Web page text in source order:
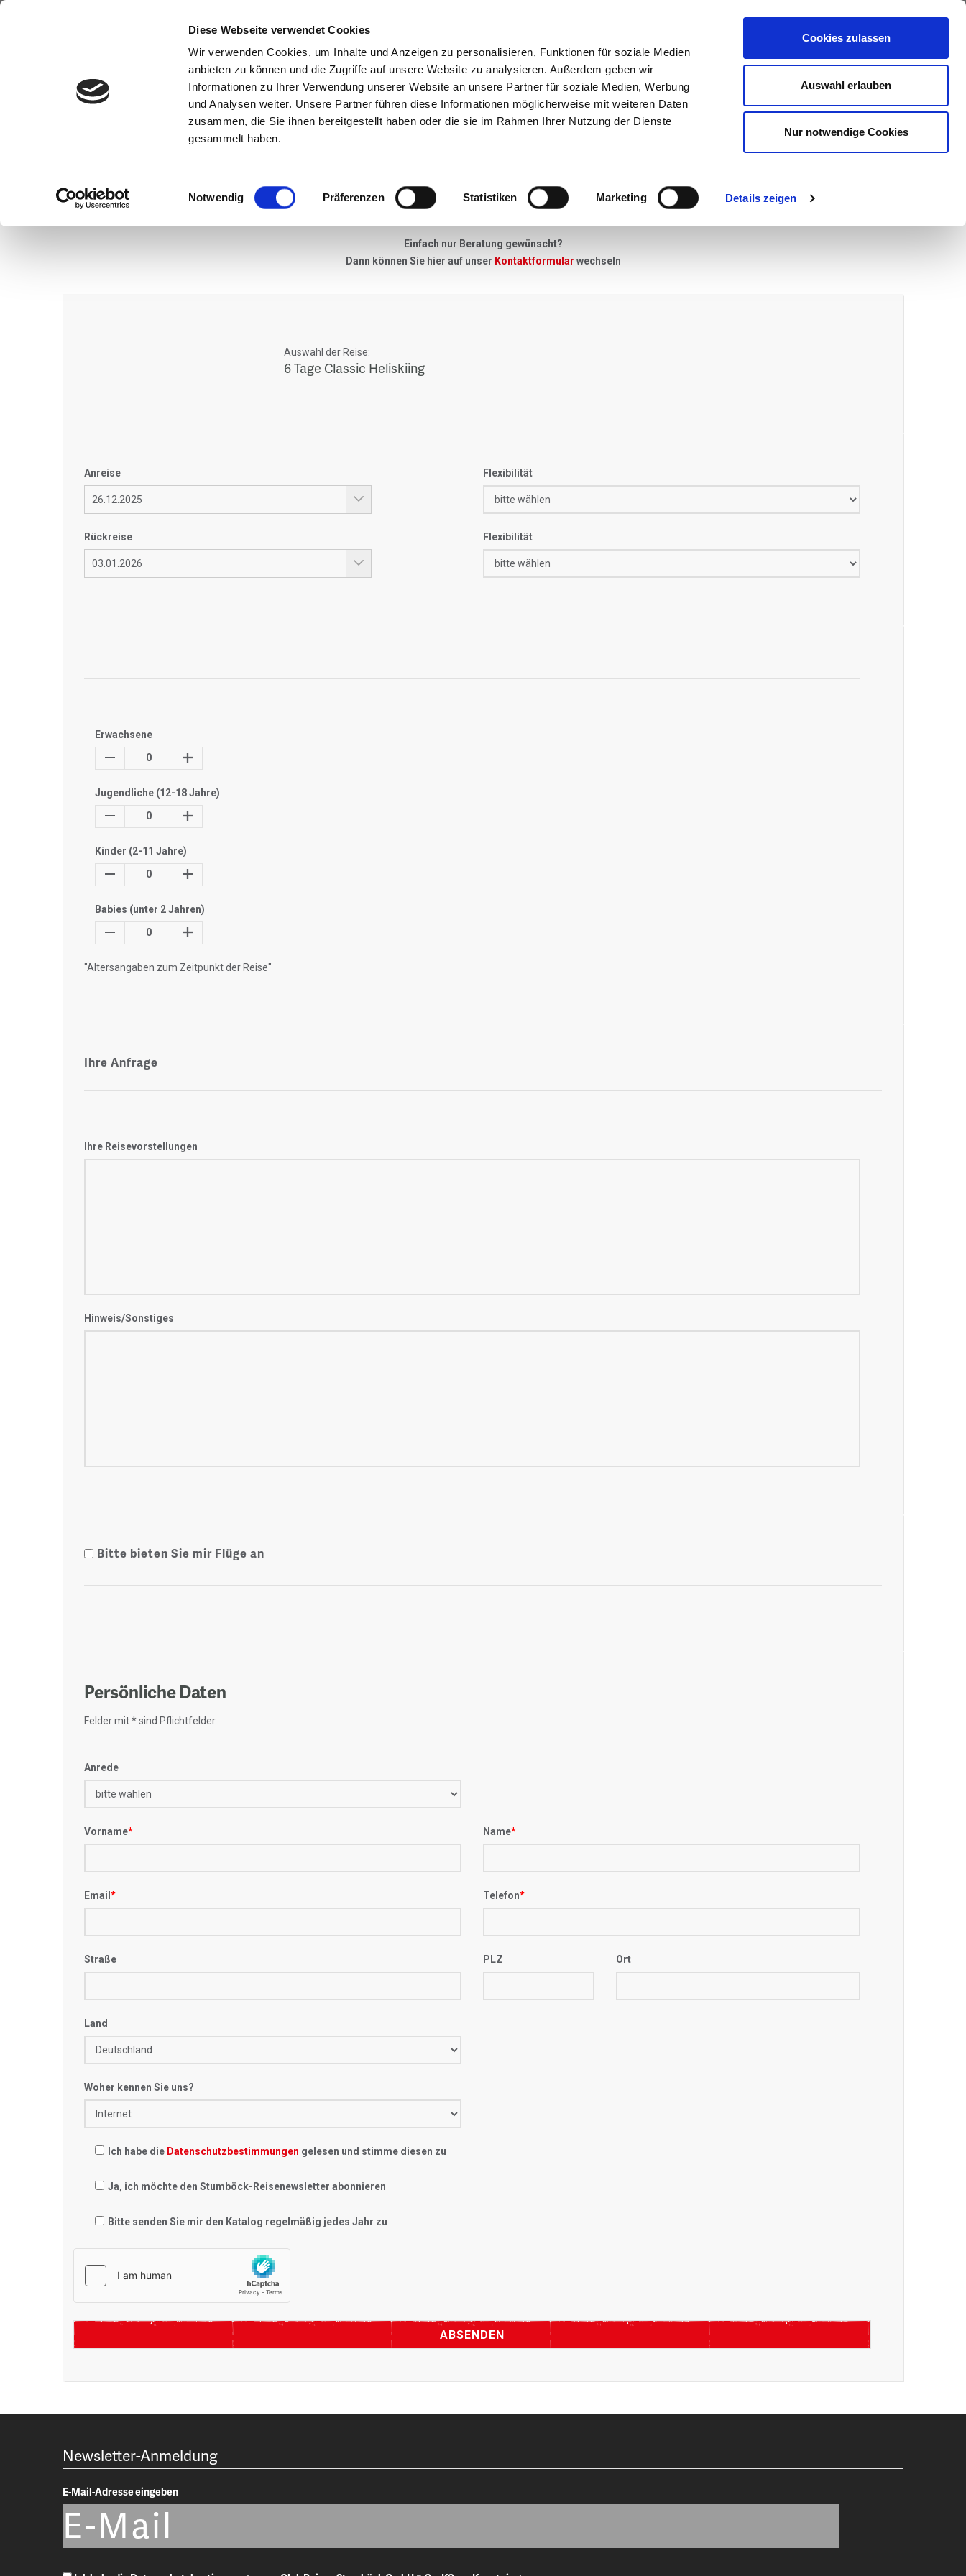
Diese Webseite verwendet Cookies
Wir verwenden Cookies, um Inhalte und Anzeigen zu personalisieren, Funktionen für soziale Medien
anbieten zu können und die Zugriffe auf unsere Website zu analysieren. Außerdem geben wir
Informationen zu Ihrer Verwendung unserer Website an unsere Partner für soziale Medien, Werbung
und Analysen weiter. Unsere Partner führen diese Informationen möglicherweise mit weiteren Daten
zusammen, die Sie ihnen bereitgestellt haben oder die sie im Rahmen Ihrer Nutzung der Dienste
gesammelt haben.
Einwilligungsauswahl
Notwendig Präferenzen Statistiken Marketing Details zeigen
Cookies zulassen
Auswahl erlauben
Nur notwendige Cookies
Anfragen
Neues Angebot
Wenn Sie konkrete Vorstellungen zu Ihrer Skireise haben - einfach unser Anfrageformular ausfüllen, wir melden uns umgehend bei Ihnen.
Einfach nur Beratung gewünscht?
Dann können Sie hier auf unser Kontaktformular wechseln
Auswahl der Reise:
6 Tage Classic Heliskiing
Anreise Flexibilität
Rückreise Flexibilität
Erwachsene
0
Jugendliche (12-18 Jahre)
0
Kinder (2-11 Jahre)
0
Babies (unter 2 Jahren)
0
"Altersangaben zum Zeitpunkt der Reise"
Ihre Anfrage
Ihre Reisevorstellungen
Hinweis/Sonstiges
Bitte bieten Sie mir Flüge an
Persönliche Daten
Felder mit * sind Pflichtfelder
Anrede
Vorname* Name*
Email * Telefon*
Straße PLZ Ort
Land
Woher kennen Sie uns?
Ich habe die Datenschutzbestimmungen gelesen und stimme diesen zu
Ja, ich möchte den Stumböck-Reisenewsletter abonnieren
Bitte senden Sie mir den Katalog regelmäßig jedes Jahr zu
Newsletter-Anmeldung
E-Mail-Adresse eingeben